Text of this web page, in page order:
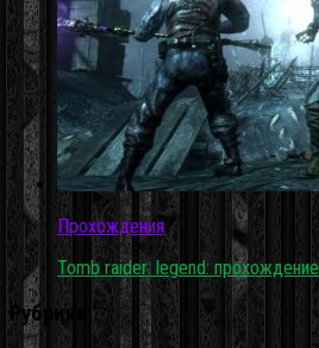
Прохождения
Tomb raider: legend: прохождение
Рубрики